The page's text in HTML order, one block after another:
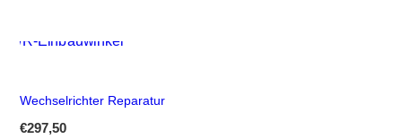
Wechselrichter Reparatur
€297,50